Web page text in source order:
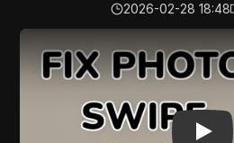
2026-02-28 18:48
Как исправить